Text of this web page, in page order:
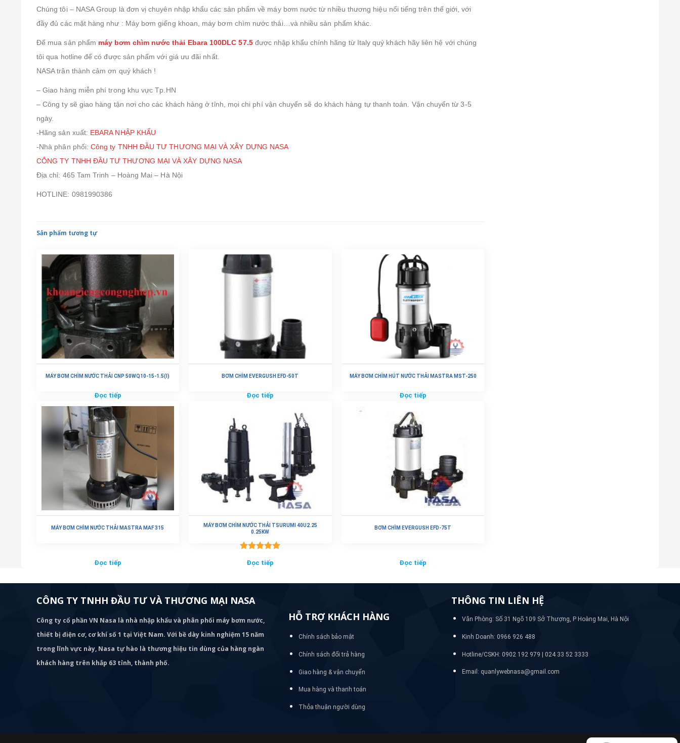
Chúng tôi – NASA Group là đơn vị chuyên nhập khẩu các sản phẩm về máy bơm nước từ nhiều thương hiệu nổi tiếng trên thế giới, với
đầy đủ các mặt hàng như : Máy bơm giếng khoan, máy bơm chìm nước thải…và nhiều sản phẩm khác.
Để mua sản phẩm máy bơm chìm nước thải Ebara 100DLC 57.5được nhập khẩu chính hãng từ Italy quý khách hãy liên hệ với chúng
tôi qua hotline để có được sản phẩm với giá ưu đãi nhất.
NASA trân thành cảm ơn quý khách !
– Giao hàng miễn phí trong khu vực Tp.HN
– Công ty sẽ giao hàng tận nơi cho các khách hàng ở tỉnh, mọi chi phí vận chuyển sẽ do khách hàng tự thanh toán. Vận chuyển từ 3-5
ngày.
-Hãng sản xuất: EBARA NHẬP KHẨU
-Nhà phân phối:Công ty TNHH ĐẦU TƯ THƯƠNG MẠI VÀ XÂY DỰNG NASA
CÔNG TY TNHH ĐẦU TƯ THƯƠNG MẠI VÀ XÂY DỰNG NASA
Địa chỉ: 465 Tam Trinh – Hoàng Mai – Hà Nội
HOTLINE: 0981990386
Sản phẩm tương tự
MÁY BƠM CHÌM NƯỚC THẢI CNP 50WQ10-15-1.5(I)
Đọc tiếp
BƠM CHÌM EVERGUSH EFD-50T
Đọc tiếp
MÁY BƠM CHÌM HÚT NƯỚC THẢI MASTRA MST-250
Đọc tiếp
MÁY BƠM CHÌM NƯỚC THẢI MASTRA MAF 315
Đọc tiếp
MÁY BƠM CHÌM NƯỚC THẢI TSURUMI 40U2.25
0.25KW
Được xếp
hạng 5.00
Đọc tiếp
BƠM CHÌM EVERGUSH EFD-75T
Đọc tiếp
CÔNG TY TNHH ĐẦU TƯ VÀ THƯƠNG MẠI NASA
Công ty cổ phần VN Nasa là nhà nhập khẩu và phân phối máy bơm nước,
thiết bị điện cơ, cơ khí số 1 tại Việt Nam. Với bề dày kinh nghiệm 15 năm
trong lĩnh vực này, Nasa tự hào là thương hiệu tin dùng của hàng ngàn
khách hàng trên khắp 63 tỉnh, thành phố.
HỖ TRỢ KHÁCH HÀNG
Chính sách bảo mật
Chính sách đổi trả hàng
Giao hàng & vận chuyển
Mua hàng và thanh toán
Thỏa thuận người dùng
THÔNG TIN LIÊN HỆ
Văn Phòng: Số 31 Ngõ 109 Sở Thượng, P Hoàng Mai, Hà Nội
Kinh Doanh: 0966 926 488
Hotline/CSKH: 0902 192 979 | 024 33 52 3333
Email: quanlywebnasa@gmail.com